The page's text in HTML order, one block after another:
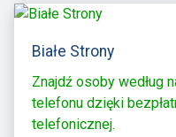
Białe Strony
Znajdź osoby według
telefonu dzięki
telefonicznej.